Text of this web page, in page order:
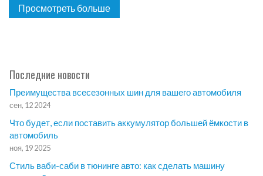
Просмотреть больше
Последние новости
Преимущества всесезонных шин для вашего автомобиля
сен, 12 2024
Что будет, если поставить аккумулятор большей ёмкости в
автомобиль
ноя, 19 2025
Стиль ваби-саби в тюнинге авто: как сделать машину